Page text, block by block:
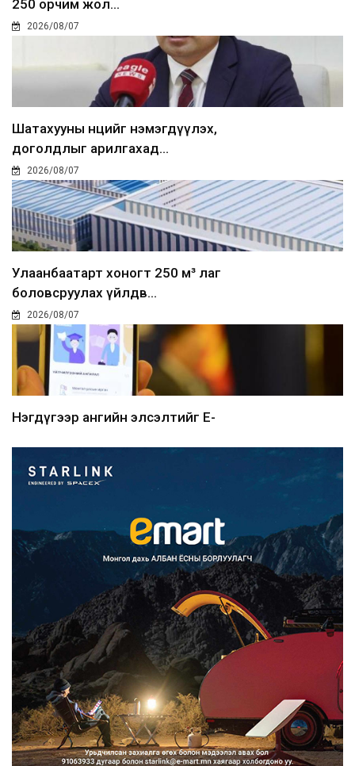
250 орчим жол...
2026/08/07
Шатахууны нөөцийг нэмэгдүүлэх,
доголдлыг арилгахад...
2026/08/07
Улаанбаатарт хоногт 250 м³ лаг
боловсруулах үйлдв...
2026/08/07
Нэгдүгээр ангийн элсэлтийг E-
Францад иргэд рүү зөвшөөрөлгүй
сурталчилгааны дууд...
2026/08/07
Нийтийн тээврийн Ч:19А чиглэлийн
замналд түр хугац...
2026/08/07